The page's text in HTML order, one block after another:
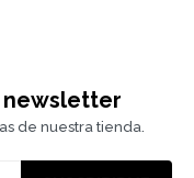
newsletter
de nuestra tienda.